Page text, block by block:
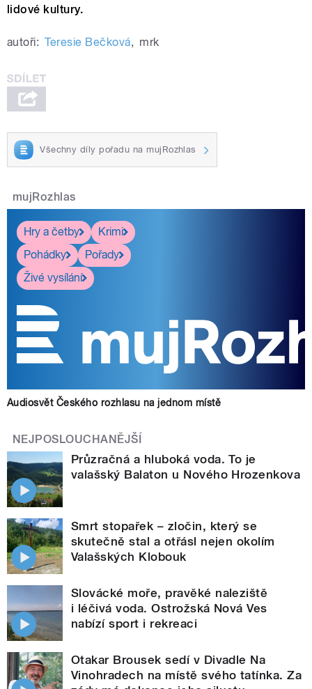
lidové kultury.
autoři: Teresie Bečková, mrk
Všechny díly pořadu na mujRozhlas
mujRozhlas
Hry a četby
Krimi
Pohádky
Pořady
Živé vysílání
Audiosvět Českého rozhlasu na jednom místě
NEJPOSLOUCHANĚJŠÍ
Průzračná a hluboká voda. To je
valašský Balaton u Nového Hrozenkova
Smrt stopařek – zločin, který se
skutečně stal a otřásl nejen okolím
Valašských Klobouk
Slovácké moře, pravěké naleziště
i léčivá voda. Ostrožská Nová Ves
nabízí sport i rekreaci
Otakar Brousek sedí v Divadle Na
Vinohradech na místě svého tatínka. Za